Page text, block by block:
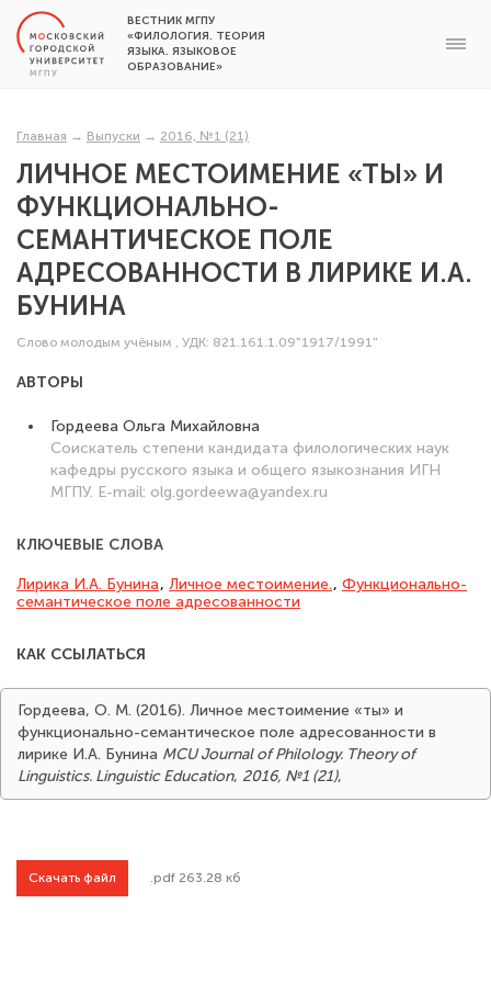
ВЕСТНИК МГПУ
«ФИЛОЛОГИЯ. ТЕОРИЯ
ЯЗЫКА. ЯЗЫКОВОЕ
ОБРАЗОВАНИЕ»
Главная → Выпуски → 2016, №1 (21)
ЛИЧНОЕ МЕСТОИМЕНИЕ «ТЫ» И
ФУНКЦИОНАЛЬНО-
СЕМАНТИЧЕСКОЕ ПОЛЕ
АДРЕСОВАННОСТИ В ЛИРИКЕ И.А.
БУНИНА
Слово молодым учёным , УДК: 821.161.1.09"1917/1991"
АВТОРЫ
Гордеева Ольга Михайловна
Соискатель степени кандидата филологических наук
кафедры русского языка и общего языкознания ИГН
МГПУ. E-mail: olg.gordeewa@yandex.ru
КЛЮЧЕВЫЕ СЛОВА
Лирика И.А. Бунина, Личное местоимение., Функционально-
семантическое поле адресованности
КАК ССЫЛАТЬСЯ
Гордеева, О. М. (2016). Личное местоимение «ты» и
функционально-семантическое поле адресованности в
лирике И.А. Бунина MCU Journal of Philology. Theory of
Linguistics. Linguistic Education, 2016, №1 (21),
Скачать файл .pdf 263.28 кб